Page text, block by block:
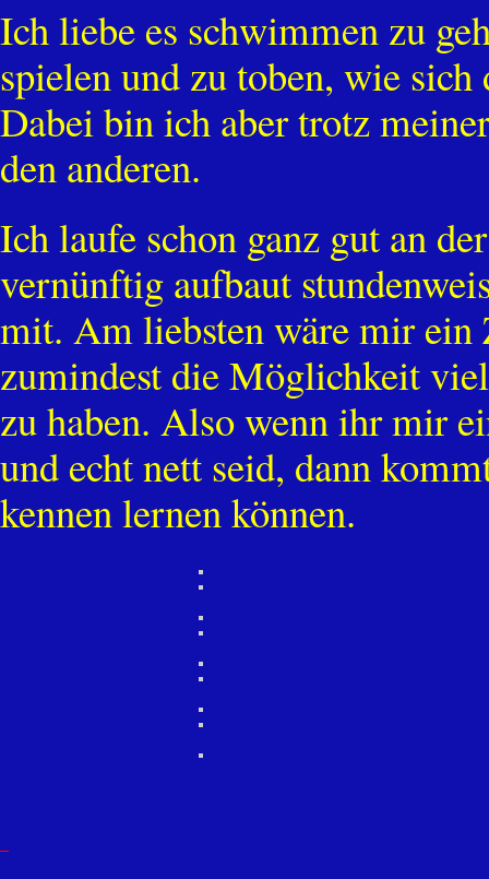
Ich liebe es schwimmen zu
spielen und zu toben, wie
Dabei bin ich aber trotz
den anderen.
Ich laufe schon ganz gut an
vernünftig aufbaut
mit. Am liebsten wäre mir ein
zumindest die Möglichkeit
zu haben. Also wenn ihr mir
und echt nett seid, dann
kennen lernen können.